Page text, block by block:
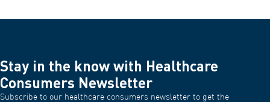
Stay in the know with Healthcare
Consumers Newsletter
Subscribe to our healthcare consumers newsletter to get the